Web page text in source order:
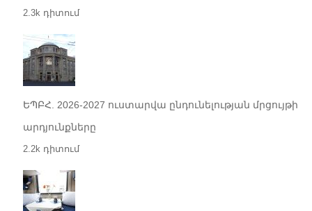
2.3k դիտում
ԵՊԲՀ. 2026-2027 ուստարվա ընդունելության մրցույթի
արդյունքները
2.2k դիտում